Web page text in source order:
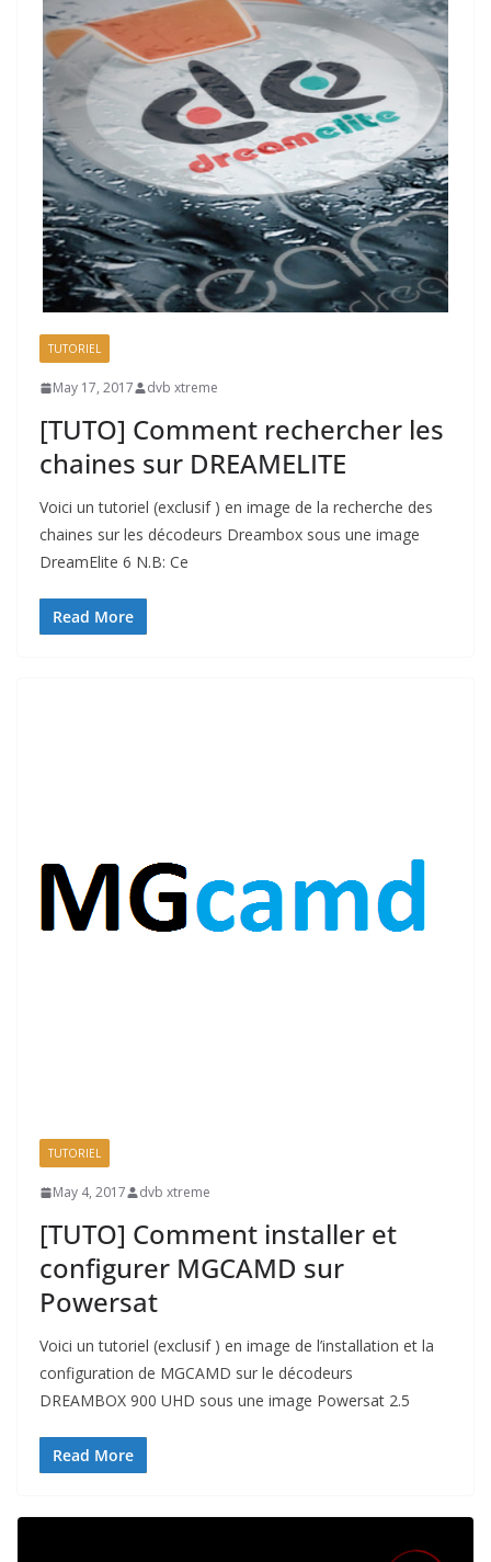
TUTORIEL
May 17, 2017 dvb xtreme
[TUTO] Comment rechercher les
chaines sur DREAMELITE
Voici un tutoriel (exclusif ) en image de la recherche des
chaines sur les décodeurs Dreambox sous une image
DreamElite 6 N.B: Ce
Read More
TUTORIEL
May 4, 2017 dvb xtreme
[TUTO] Comment installer et
configurer MGCAMD sur
Powersat
Voici un tutoriel (exclusif ) en image de l’installation et la
configuration de MGCAMD sur le décodeurs
DREAMBOX 900 UHD sous une image Powersat 2.5
Read More